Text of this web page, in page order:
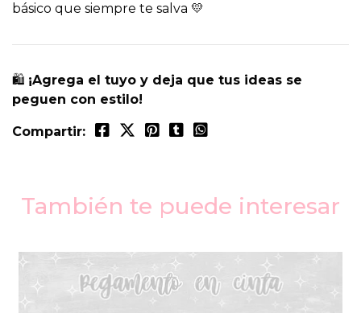
básico que siempre te salva 💛
🛍️ ¡Agrega el tuyo y deja que tus ideas se
peguen con estilo!
Compartir:
También te puede interesar